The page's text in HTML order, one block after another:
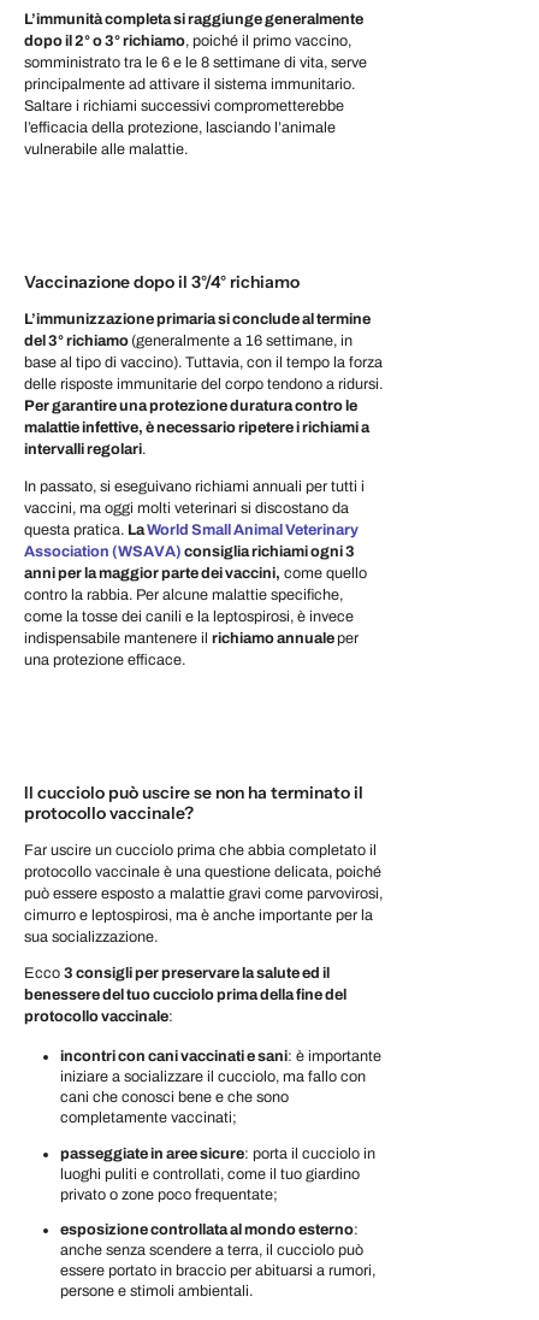
L’immunità completa si raggiunge generalmente
dopo il 2° o 3° richiamo, poiché il primo vaccino,
somministrato tra le 6 e le 8 settimane di vita, serve
principalmente ad attivare il sistema immunitario.
Saltare i richiami successivi comprometterebbe
l’efficacia della protezione, lasciando l’animale
vulnerabile alle malattie.
Vaccinazione dopo il 3°/4° richiamo
L’immunizzazione primaria si conclude al termine
del 3° richiamo (generalmente a 16 settimane, in
base al tipo di vaccino). Tuttavia, con il tempo la forza
delle risposte immunitarie del corpo tendono a ridursi.
Per garantire una protezione duratura contro le
malattie infettive, è necessario ripetere i richiami a
intervalli regolari.
In passato, si eseguivano richiami annuali per tutti i
vaccini, ma oggi molti veterinari si discostano da
questa pratica. LaWorld Small Animal Veterinary
Association (WSAVA) consiglia richiami ogni 3
anni per la maggior parte dei vaccini, come quello
contro la rabbia. Per alcune malattie specifiche,
come la tosse dei canili e la leptospirosi, è invece
indispensabile mantenere il richiamo annualeper
una protezione efficace.
Il cucciolo può uscire se non ha terminato il
protocollo vaccinale?
Far uscire un cucciolo prima che abbia completato il
protocollo vaccinale è una questione delicata, poiché
può essere esposto a malattie gravi come parvovirosi,
cimurro e leptospirosi, ma è anche importante per la
sua socializzazione.
Ecco 3 consigli per preservare la salute ed il
benessere del tuo cucciolo prima della fine del
protocollo vaccinale:
incontri con cani vaccinati e sani: è importante
iniziare a socializzare il cucciolo, ma fallo con
cani che conosci bene e che sono
completamente vaccinati;
passeggiate in aree sicure: porta il cucciolo in
luoghi puliti e controllati, come il tuo giardino
privato o zone poco frequentate;
esposizione controllata al mondo esterno:
anche senza scendere a terra, il cucciolo può
essere portato in braccio per abituarsi a rumori,
persone e stimoli ambientali.